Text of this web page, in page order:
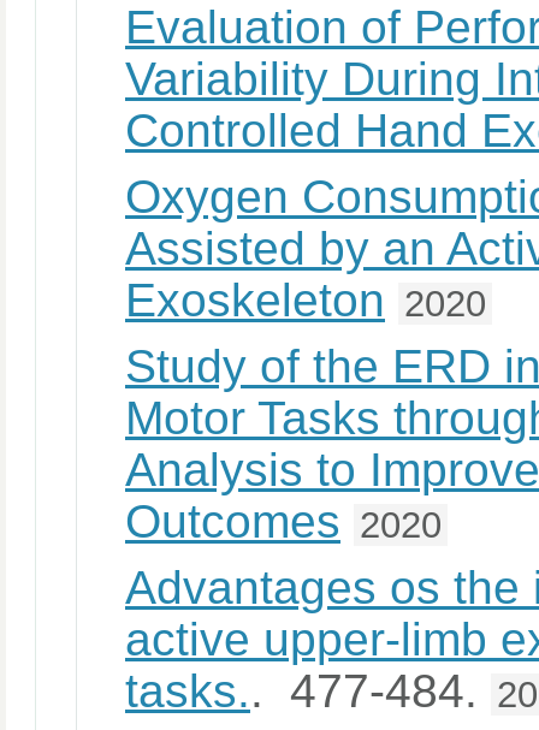
Evaluation of
Variability During
Controlled Hand
Oxygen
Assisted by an
Exoskeleton 2020
Study of the ERD
Motor Tasks
Analysis to
Outcomes 2020
Advantages os the
active upper-limb
tasks.. 477-484.